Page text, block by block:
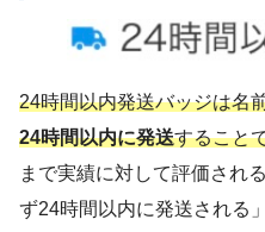
24時間以内発送バッジは名
24時間以内に発送すること
まで実績に対して評価され
ず24時間以内に発送される